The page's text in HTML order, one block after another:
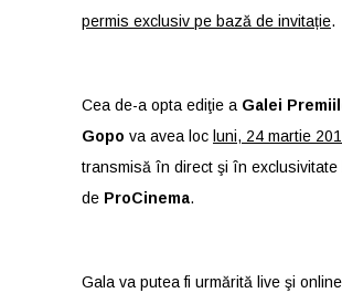
permis exclusiv pe bază de invitație.
Cea de-a opta ediţie a Galei
Gopo va avea loc luni, 24 martie
transmisă în direct şi în exclusivitate
de ProCinema.
Gala va putea fi urmărită live şi